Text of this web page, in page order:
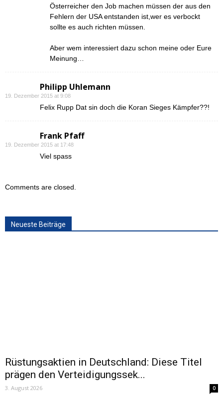
Österreicher den Job machen müssen der aus den
Fehlern der USA entstanden ist,wer es verbockt
sollte es auch richten müssen.
Aber wem interessiert dazu schon meine oder Eure
Meinung…
Philipp Uhlemann
19. Dezember 2015 at 9:08
Felix Rupp Dat sin doch die Koran Sieges Kämpfer??!
Frank Pfaff
19. Dezember 2015 at 17:48
Viel spass
Comments are closed.
Neueste Beiträge
Rüstungsaktien in Deutschland: Diese Titel
prägen den Verteidigungssek...
3. August 2026 0